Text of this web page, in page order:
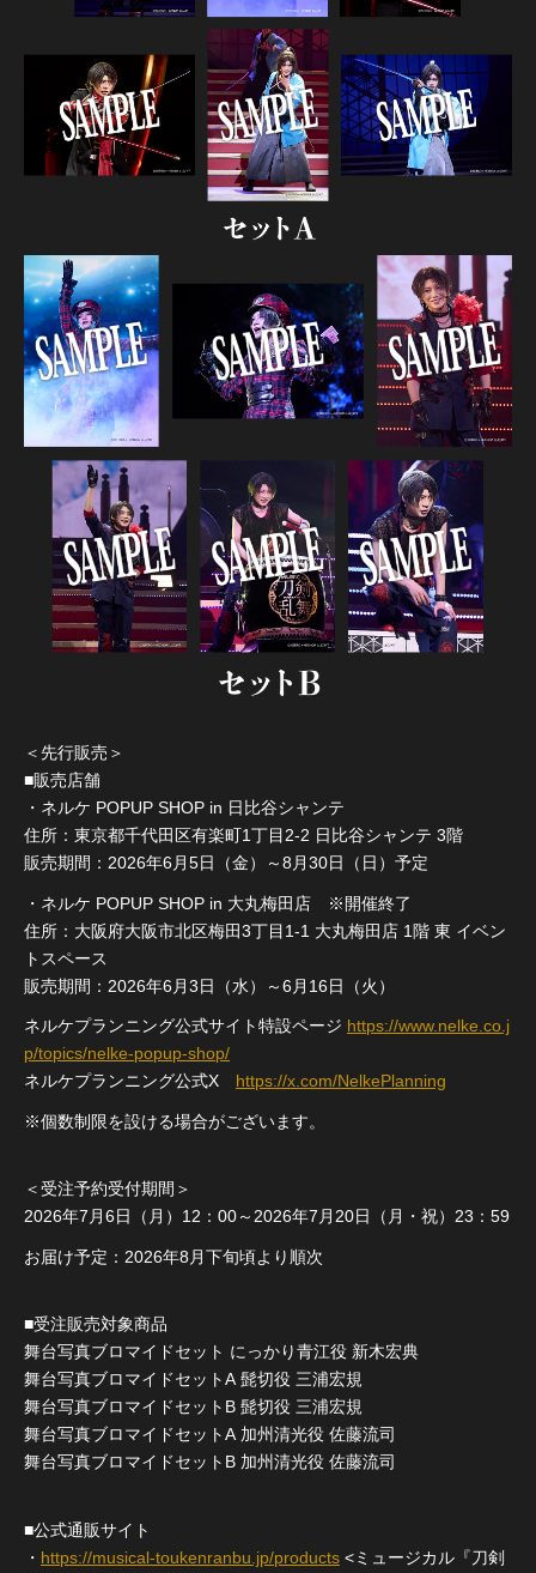
＜先行販売＞
■販売店舗
・ネルケ POPUP SHOP in 日比谷シャンテ
住所：東京都千代田区有楽町1丁目2-2 日比谷シャンテ 3階
販売期間：2026年6月5日（金）～8月30日（日）予定
・ネルケ POPUP SHOP in 大丸梅田店 ※開催終了
住所：大阪府大阪市北区梅田3丁目1-1 大丸梅田店 1階 東 イベン
トスペース
販売期間：2026年6月3日（水）～6月16日（火）
ネルケプランニング公式サイト特設ページ https://www.nelke.co.j
p/topics/nelke-popup-shop/
ネルケプランニング公式X https://x.com/NelkePlanning
※個数制限を設ける場合がございます。
＜受注予約受付期間＞
2026年7月6日（月）12：00～2026年7月20日（月・祝）23：59
お届け予定：2026年8月下旬頃より順次
■受注販売対象商品
舞台写真ブロマイドセット にっかり青江役 新木宏典
舞台写真ブロマイドセットA 髭切役 三浦宏規
舞台写真ブロマイドセットB 髭切役 三浦宏規
舞台写真ブロマイドセットA 加州清光役 佐藤流司
舞台写真ブロマイドセットB 加州清光役 佐藤流司
■公式通販サイト
・ https://musical-toukenranbu.jp/products <ミュージカル『刀剣